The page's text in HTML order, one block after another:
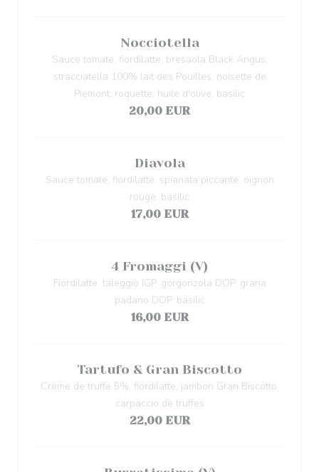
Nocciotella
Sauce tomate, fiordilatte, bresaola Black Angus,
stracciatella 100% lait des Pouilles, noisette de
Piemont, roquette, huile d'olive, basilic
20,00 EUR
Diavola
Sauce tomate, fiordilatte, spianata piccante, oignon
rouge, basilic
17,00 EUR
4 Fromaggi (V)
Fiordilatte, taleggio IGP, gorgonzola DOP, grana
padano DOP, basilic
16,00 EUR
Tartufo & Gran Biscotto
Crème de truffe 5%, fiordilatte, jambon Gran Biscotto,
carpaccio de truffes
22,00 EUR